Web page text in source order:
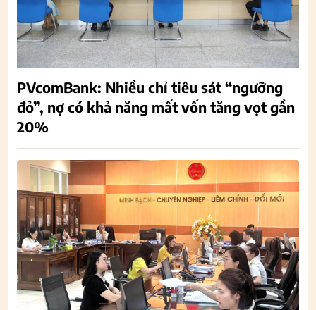
PVcomBank: Nhiều chỉ tiêu sát “ngưỡng
đỏ”, nợ có khả năng mất vốn tăng vọt gần
20%